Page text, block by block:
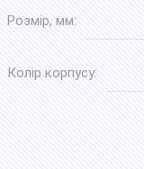
Розмір, мм:
Колір корпусу: